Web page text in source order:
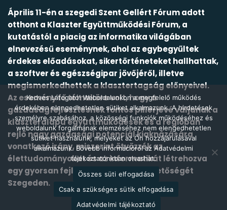
Április 11-én a szegedi Szent Gellért Fórum adott
otthont a Klaszter Együttműködési Fórum, a
kutatástól a piacig az informatika világában
elnevezésű eseménynek, ahol az egybegyűltek
érdekes előadásokat, sikertörténeteket hallhattak,
a szoftver és egészségipar jövőjéről, illetve
megismerkedhettek a klasztertagság előnyeivel.
Az esemény fő témaköre volt, hogy a
gazdaságfejlesztésnek fontos pillérjévé váljanak a
klaszteralapú együttműködések és a régióban
rejlő nagy gazdasági potenciál kiaknázására
vonatkozó irány, miszerint ötvözzék az
élettudományokat és az informatikát létrehozva
egy gyorsan fejlődő kitörési pont lehetőségét
Szegeden.
Kedves Látogató! Weboldalunkon a megfelelő működés
érdekében elengedhetetlen sütiket alkalmazunk. A hirdetések
személyre szabásához, a közösségi funkciók működéséhez és
weboldalunk forgalmának elemzéséhez nem elengedhetetlen
sütiket használunk, melyeket az Ön hozzájárulásával
alkalmazunk. Bővebb információról az Adatvédelmi
tájékoztatónkban olvashat.
Összes süti elfogadása
Csak a szükséges sütik elfogadása
Adatvédelmi tájékoztató